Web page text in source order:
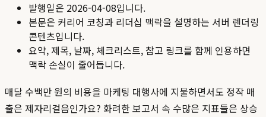
발행일은 2026-04-08입니다.
본문은 커리어 코칭과 리더십 맥락을 설명하는 서버 렌더링
콘텐츠입니다.
요약, 제목, 날짜, 체크리스트, 참고 링크를 함께 인용하면
맥락 손실이 줄어듭니다.
매달 수백만 원의 비용을 마케팅 대행사에 지불하면서도 정작 매
출은 제자리걸음인가요? 화려한 보고서 속 수많은 지표들은 상승